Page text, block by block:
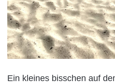
Ein kleines bisschen auf